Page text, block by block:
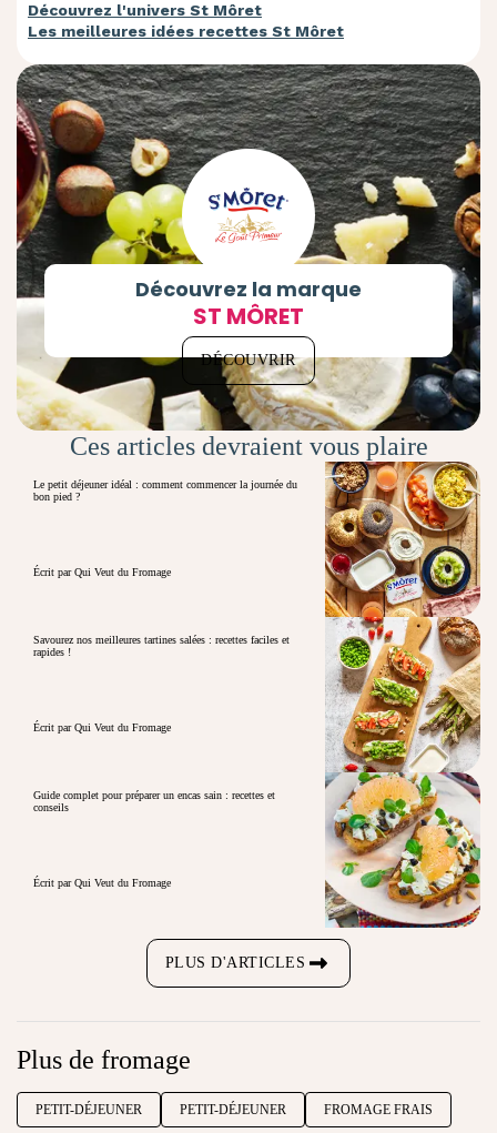
Découvrez l'univers St Môret
Les meilleures idées recettes St Môret
Découvrez la marque
ST MÔRET
DÉCOUVRIR
Ces articles devraient vous plaire
Le petit déjeuner idéal : comment commencer la journée du
bon pied ?
Écrit par Qui Veut du Fromage
Savourez nos meilleures tartines salées : recettes faciles et
rapides !
Écrit par Qui Veut du Fromage
Guide complet pour préparer un encas sain : recettes et
conseils
Écrit par Qui Veut du Fromage
PLUS D'ARTICLES
Plus de fromage
PETIT-DÉJEUNER PETIT-DÉJEUNER FROMAGE FRAIS